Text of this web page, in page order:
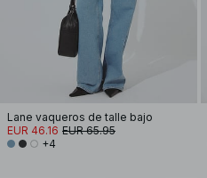
Lane vaqueros de talle bajo
EUR 46.16 EUR 65.95
+4